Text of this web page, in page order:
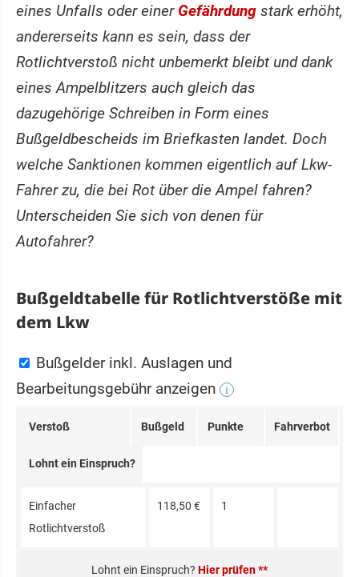
eines Unfalls oder einer Gefährdung stark erhöht,
andererseits kann es sein, dass der
Rotlichtverstoß nicht unbemerkt bleibt und dank
eines Ampelblitzers auch gleich das
dazugehörige Schreiben in Form eines
Bußgeldbescheids im Briefkasten landet. Doch
welche Sanktionen kommen eigentlich auf Lkw-
Fahrer zu, die bei Rot über die Ampel fahren?
Unterscheiden Sie sich von denen für
Autofahrer?
Bußgeldtabelle für Rotlichtverstöße mit
dem Lkw
Bußgelder inkl. Auslagen und
Bearbeitungsgebühr anzeigen
i
Verstoß Bußgeld Punkte Fahrverbot
Lohnt ein Einspruch?
Einfacher
Rotlichtverstoß
118,50 € 1
Hier prüfen **